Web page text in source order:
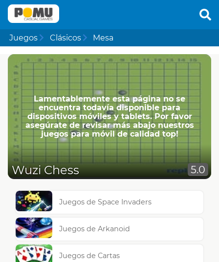
Juegos Clásicos Mesa
Lamentablemente esta página no se
encuentra todavía disponible para
dispositivos móviles y tablets. Por favor
asegúrate de revisar más abajo nuestros
juegos para móvil de calidad top!
Wuzi Chess 5.0
Juegos de Space Invaders
Juegos de Arkanoid
Juegos de Cartas